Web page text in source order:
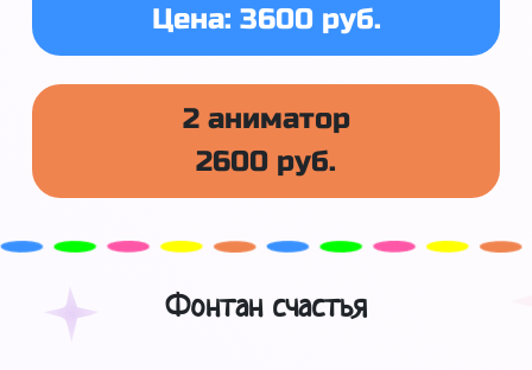
Цена: 3600 руб.
2 аниматор
2600 руб.
Фонтан счастья